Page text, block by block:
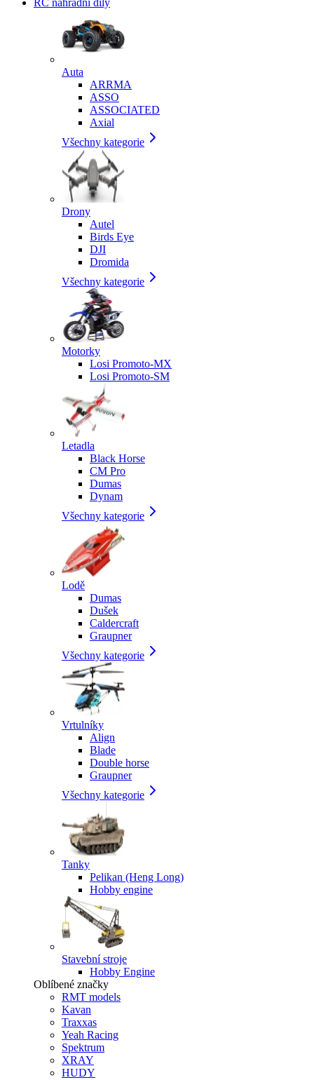
RC náhradní díly
Auta
ARRMA
ASSO
ASSOCIATED
Axial
Všechny kategorie
Drony
Autel
Birds Eye
DJI
Dromida
Všechny kategorie
Motorky
Losi Promoto-MX
Losi Promoto-SM
Letadla
Black Horse
CM Pro
Dumas
Dynam
Všechny kategorie
Lodě
Dumas
Dušek
Caldercraft
Graupner
Všechny kategorie
Vrtulníky
Align
Blade
Double horse
Graupner
Všechny kategorie
Tanky
Pelikan (Heng Long)
Hobby engine
Stavební stroje
Hobby Engine
Oblíbené značky
RMT models
Kavan
Traxxas
Yeah Racing
Spektrum
XRAY
HUDY